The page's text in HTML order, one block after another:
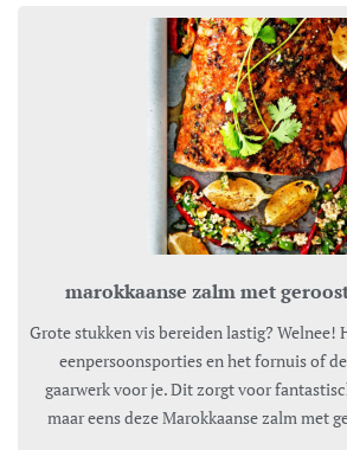
marokkaanse zalm met
Grote stukken vis bereiden lastig? Welnee! Het is makkelijker dan
eenpersoonsporties en het fornuis of
gaarwerk voor je. Dit zorgt voor
maar eens deze Marokkaanse zalm met